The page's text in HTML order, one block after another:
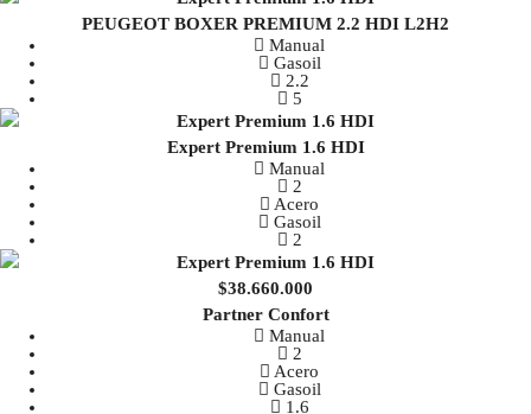
PEUGEOT BOXER PREMIUM 2.2 HDI L2H2
Manual
Gasoil
2.2
5
Expert Premium 1.6 HDI
Manual
2
Acero
Gasoil
2
$38.660.000
Partner Confort
Manual
2
Acero
Gasoil
1.6